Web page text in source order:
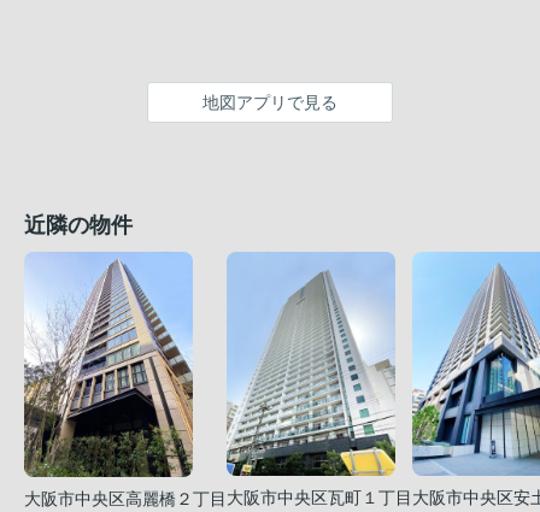
地図アプリで見る
近隣の物件
大阪市中央区高麗橋２丁目 大阪市中央区瓦町１丁目 大阪市中央区安